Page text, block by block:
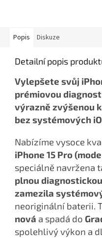
Popis Diskuze
Detailní popis
Vylepšete svůj
prémiovou
výrazně zvýšenou
bez systémových
Nabízíme vysoce
iPhone 15 Pro
speciálně navržena
plnou
zamezila
neoriginální baterii.
nová a spadá do
spolehlivý výkon a